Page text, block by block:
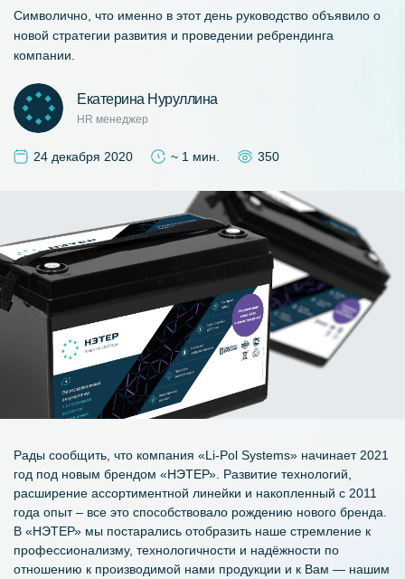
Символично, что именно в этот день руководство объявило о
новой стратегии развития и проведении ребрендинга
компании.
Екатерина Нуруллина
HR менеджер
24 декабря 2020 ~ 1 мин. 350
Рады сообщить, что компания «Li-Pol Systems» начинает 2021
год под новым брендом «НЭТЕР». Развитие технологий,
расширение ассортиментной линейки и накопленный с 2011
года опыт – все это способствовало рождению нового бренда.
В «НЭТЕР» мы постарались отобразить наше стремление к
профессионализму, технологичности и надёжности по
отношению к производимой нами продукции и к Вам — нашим